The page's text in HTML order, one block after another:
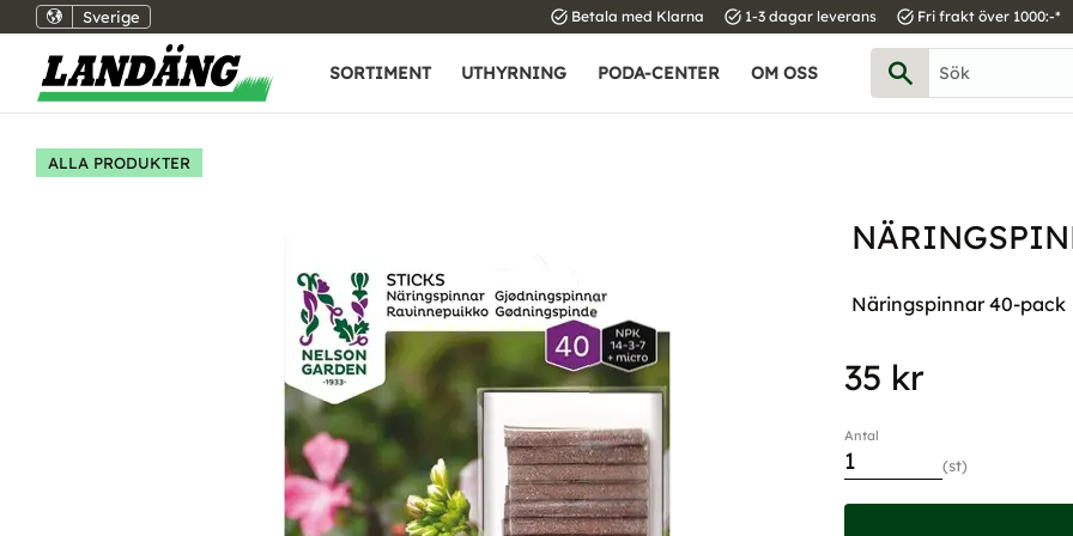
Sverige task_alt Betala med Klarna task_alt 1-3 dagar leverans task_alt Fri frakt över 1000:-*
SORTIMENT UTHYRNING PODA-CENTER OM OSS
ALLA PRODUKTER
Näringspinnar 40-pack
35 kr
Antal
st